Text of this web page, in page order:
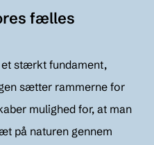
fælles
et stærkt fundament,
sætter rammerne for
mulighed for, at man
på naturen gennem